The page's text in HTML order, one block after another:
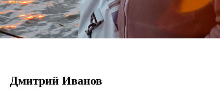
Дмитрий Иванов